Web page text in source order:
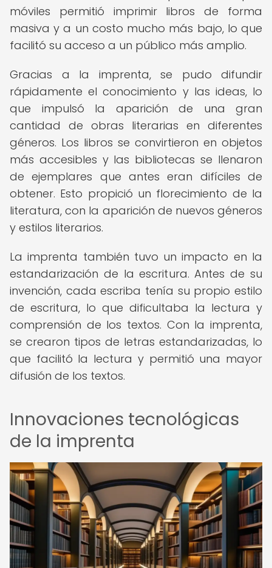
móviles permitió imprimir libros de forma
masiva y a un costo mucho más bajo, lo que
facilitó su acceso a un público más amplio.
Gracias a la imprenta, se pudo difundir
rápidamente el conocimiento y las ideas, lo
que impulsó la aparición de una gran
cantidad de obras literarias en diferentes
géneros. Los libros se convirtieron en objetos
más accesibles y las bibliotecas se llenaron
de ejemplares que antes eran difíciles de
obtener. Esto propició un florecimiento de la
literatura, con la aparición de nuevos géneros
y estilos literarios.
La imprenta también tuvo un impacto en la
estandarización de la escritura. Antes de su
invención, cada escriba tenía su propio estilo
de escritura, lo que dificultaba la lectura y
comprensión de los textos. Con la imprenta,
se crearon tipos de letras estandarizadas, lo
que facilitó la lectura y permitió una mayor
difusión de los textos.
Innovaciones tecnológicas
de la imprenta